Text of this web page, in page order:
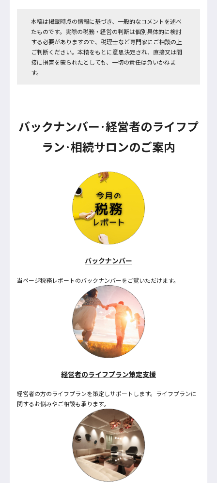
本稿は掲載時点の情報に基づき、一般的なコメントを述べ
たものです。実際の税務・経営の判断は個別具体的に検討
する必要がありますので、税理士など専門家にご相談の上
ご判断ください。本稿をもとに意思決定され、直接又は間
接に損害を蒙られたとしても、一切の責任は負いかねま
す。
バックナンバー･経営者のライフプ
ラン･相続サロンのご案内
バックナンバー
当ページ税務レポートのバックナンバーをご覧いただけます。
経営者のライフプラン策定支援
経営者の方のライフプランを策定しサポートします。ライフプランに
関するお悩みやご相談も承ります。